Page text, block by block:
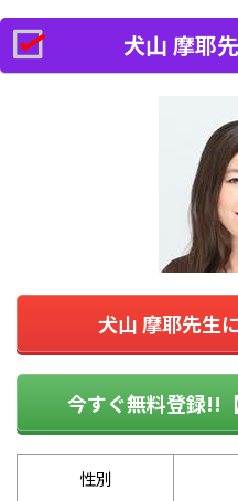
犬山 摩耶
犬山 摩耶先生
今すぐ無料登録!!
性別